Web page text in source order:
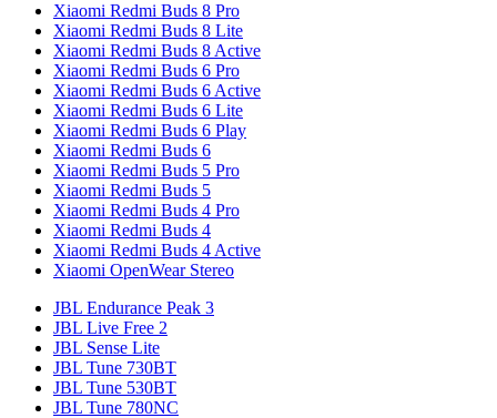
Xiaomi Redmi Buds 8 Pro
Xiaomi Redmi Buds 8 Lite
Xiaomi Redmi Buds 8 Active
Xiaomi Redmi Buds 6 Pro
Xiaomi Redmi Buds 6 Active
Xiaomi Redmi Buds 6 Lite
Xiaomi Redmi Buds 6 Play
Xiaomi Redmi Buds 6
Xiaomi Redmi Buds 5 Pro
Xiaomi Redmi Buds 5
Xiaomi Redmi Buds 4 Pro
Xiaomi Redmi Buds 4
Xiaomi Redmi Buds 4 Active
Xiaomi OpenWear Stereo
JBL Endurance Peak 3
JBL Live Free 2
JBL Sense Lite
JBL Tune 730BT
JBL Tune 530BT
JBL Tune 780NC